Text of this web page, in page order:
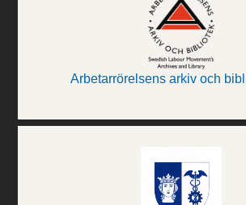
Arbetarrörelsens arkiv och